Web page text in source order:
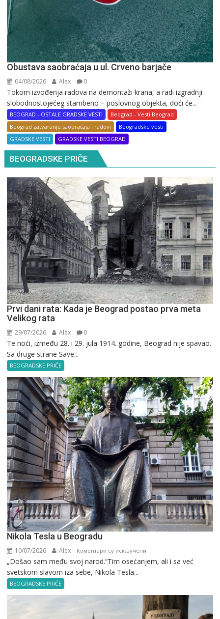
Obustava saobraćaja u ul. Crveno barjače
04/08/2026 Alex 0
Tokom izvođenja radova na demontaži krana, a radi izgradnji
slobodnostojećeg stambeno – poslovnog objekta, doći će...
BEOGRAD - OSTALE GRADSKE VESTI
Beograd - Vesti Beograd
Beograd zatvaranje saobraćaja i radovi
Beogradske vesti
GRADSKE VESTI
GRADSKE VESTI BEOGRAD
BEOGRADSKE PRIČE
Prvi dani rata: Kada je Beograd postao prva meta
Velikog rata
29/07/2026 Alex 0
Te noći, između 28. i 29. jula 1914. godine, Beograd nije spavao.
Sa druge strane Save...
BEOGRADSKE PRIČE
Nikola Tesla u Beogradu
10/07/2026 Alex Коментари су искључени
Nikola
„Došao sam među svoj narod.“Tim osećanjem, ali i sa već
svetskom slavom iza sebe, Nikola Tesla...
BEOGRADSKE PRIČE